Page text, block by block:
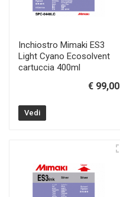
Inchiostro Mimaki ES3
Light Cyano Ecosolvent
cartuccia 400ml
€ 99,00
Vedi